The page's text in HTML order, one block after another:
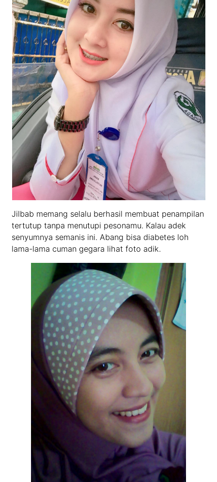
Jilbab memang selalu berhasil membuat penampilan
tertutup tanpa menutupi pesonamu. Kalau adek
senyumnya semanis ini. Abang bisa diabetes loh
lama-lama cuman gegara lihat foto adik.